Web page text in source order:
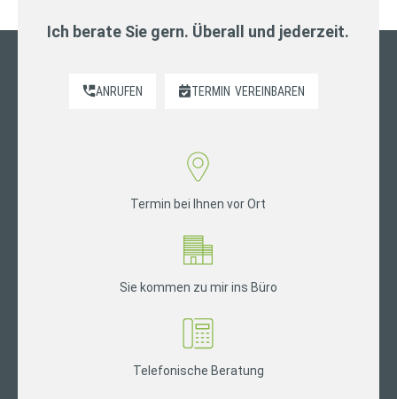
Ich berate Sie gern. Überall und jederzeit.
ANRUFEN TERMIN VEREINBAREN
Termin bei Ihnen vor Ort
Sie kommen zu mir ins Büro
Telefonische Beratung